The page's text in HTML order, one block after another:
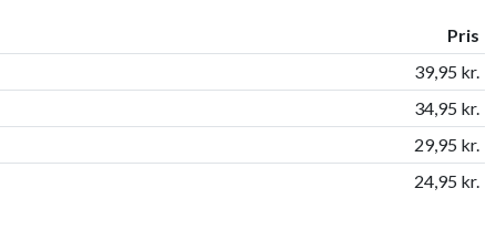
Pris
39,95 kr.
34,95 kr.
29,95 kr.
24,95 kr.